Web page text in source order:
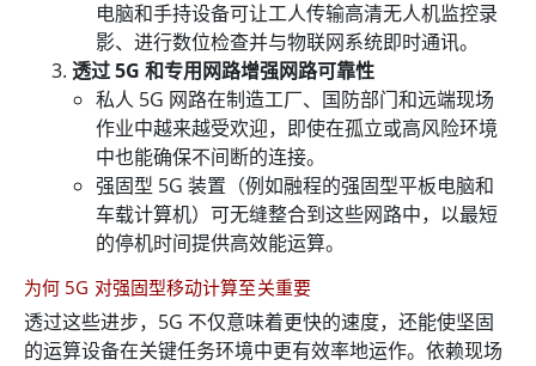
电脑和手持设备可让工人传输高清无人机监控录
影、进行数位检查并​​与物联网系统即时通讯。
透过 5G 和专用网路增强网路可靠性
私人 5G 网路在制造工厂、国防部门和远端现场
作业中越来越受欢迎，即使在孤立或高风险环境
中也能确保不间断的连接。
强固型 5G 装置（例如融程的强固型平板电脑和
车载计算机）可无缝整合到这些网路中，以最短
的停机时间提供高效能运算。
为何 5G 对强固型移动计算至关重要
透过这些进步，5G 不仅意味着更快的速度，还能使坚固
的运算设备在关键任务环境中更有效率地运作。依赖现场